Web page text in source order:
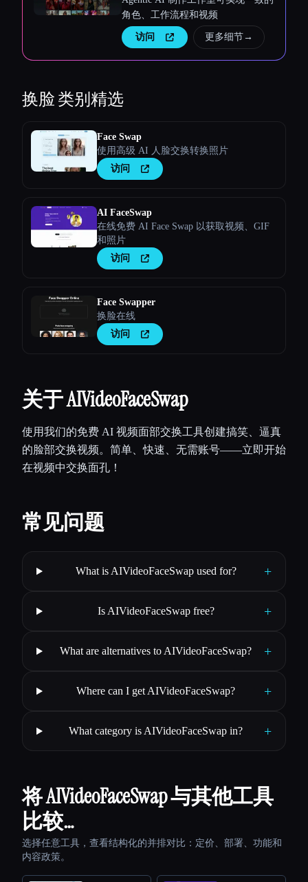
角色、工作流程和视频
访问 更多细节→
换脸类别精选
Face Swap
使用高级 AI 人脸交换转换照片
访问
AI FaceSwap
在线免费 AI Face Swap 以获取视频、GIF
和照片
访问
Face Swapper
换脸在线
访问
关于 AIVideoFaceSwap
使用我们的免费 AI 视频面部交换工具创建搞笑、逼真
的脸部交换视频。简单、快速、无需账号——立即开始
在视频中交换面孔！
常见问题
What is AIVideoFaceSwap used for? +
Is AIVideoFaceSwap free? +
What are alternatives to AIVideoFaceSwap? +
Where can I get AIVideoFaceSwap? +
What category is AIVideoFaceSwap in? +
将 AIVideoFaceSwap 与其他工具
比较…
选择任意工具，查看结构化的并排对比：定价、部署、功能和
内容政策。